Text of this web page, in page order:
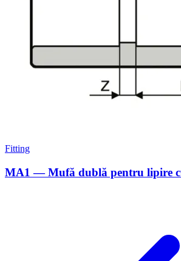
Fitting
MA1 — Mufă dublă pentru lipire